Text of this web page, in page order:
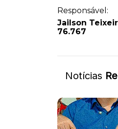
Responsável:
Jailson
76.767
Notícias